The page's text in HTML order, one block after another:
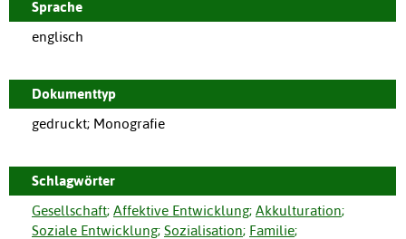
Sprache
englisch
Dokumenttyp
gedruckt; Monografie
Schlagwörter
Gesellschaft; Affektive Entwicklung; Akkulturation;
Soziale Entwicklung; Sozialisation; Familie;